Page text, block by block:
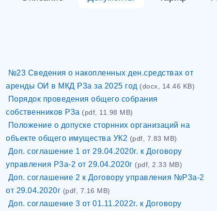
№23 Сведения о накопленных ден.средствах от
аренды ОИ в МКД Р3а за 2025 год (docx, 14.46 KB)
Порядок проведения общего собрания
собственников Р3а (pdf, 11.98 MB)
Положение о допуске сторнних организаций на
объекте общего имущества УК2 (pdf, 7.83 MB)
Доп. соглашение 1 от 29.04.2020г. к Договору
управления Р3а-2 от 29.04.2020г (pdf, 2.33 MB)
Доп. соглашение 2 к Договору управления №Р3а-2
от 29.04.2020г (pdf, 7.16 MB)
Доп. соглашение 3 от 01.11.2022г. к Договору